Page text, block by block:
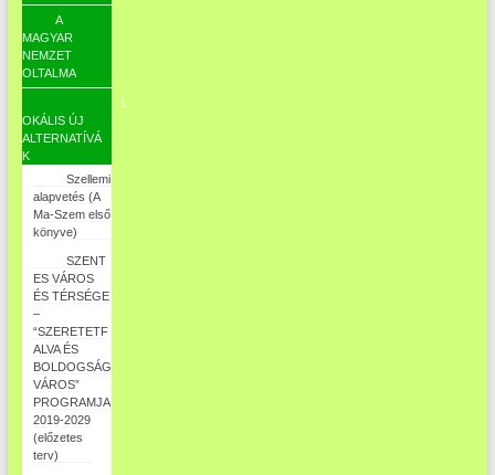
A
MAGYAR
NEMZET
OLTALMA
L
OKÁLIS ÚJ
ALTERNATÍVÁ
K
Szellemi
alapvetés (A
Ma-Szem első
könyve)
SZENT
ES VÁROS
ÉS TÉRSÉGE
–
“SZERETETF
ALVA ÉS
BOLDOGSÁG
VÁROS”
PROGRAMJA
2019-2029
(előzetes
terv)